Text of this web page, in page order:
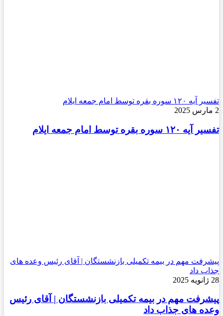
تفسیر آیه ۱۲۰ سوره بقره توسط امام جمعه ایلام
2 مارس 2025
تفسیر آیه ۱۲۰ سوره بقره توسط امام جمعه ایلام
پیشرفت مهم در بیمه تکمیلی بازنشستگان | آقای رئیس وعده های
جذاب داد
28 ژانویه 2025
پیشرفت مهم در بیمه تکمیلی بازنشستگان | آقای رئیس
وعده های جذاب داد